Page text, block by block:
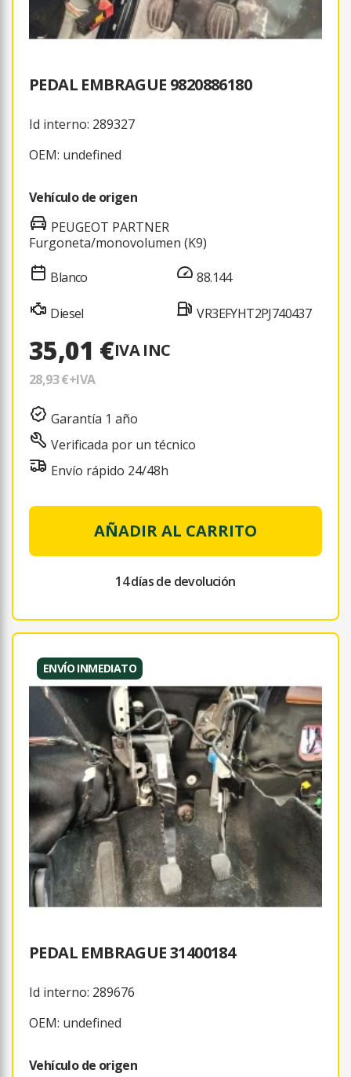
PEDAL EMBRAGUE 9820886180
Id interno: 289327
OEM: undefined
Vehículo de origen
PEUGEOT PARTNER
Furgoneta/monovolumen (K9)
Blanco
Diesel
88.144
VR3EFYHT2PJ740437
35,01 €IVA INC
28,93 €+IVA
Garantía 1 año
Verificada por un técnico
Envío rápido 24/48h
AÑADIR AL CARRITO
14 días de devolución
ENVÍO INMEDIATO
PEDAL EMBRAGUE 31400184
Id interno: 289676
OEM: undefined
Vehículo de origen